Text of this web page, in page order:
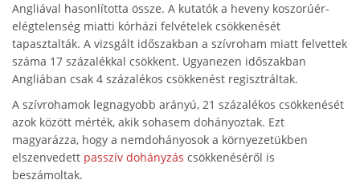
Angliával hasonlította össze. A kutatók a heveny koszorúér-
elégtelenség miatti kórházi felvételek csökkenését
tapasztalták. A vizsgált időszakban a szívroham miatt felvettek
száma 17 százalékkal csökkent. Ugyanezen időszakban
Angliában csak 4 százalékos csökkenést regisztráltak.
A szívrohamok legnagyobb arányú, 21 százalékos csökkenését
azok között mérték, akik sohasem dohányoztak. Ezt
magyarázza, hogy a nemdohányosok a környezetükben
elszenvedett passzív dohányzás csökkenéséről is
beszámoltak.